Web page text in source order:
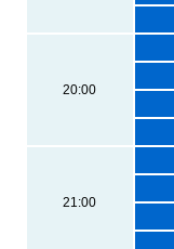
20:00
21:00